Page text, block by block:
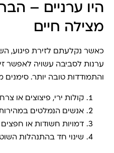
היו ערניים –
מצילה חיים
כאשר נקלעתם לזירת פיגוע,
ערנות לסביבה עשויה לאפשר
והתמודדות טובה יותר. סימנים
קולות ירי, פיצוצים או
אנשים הנמלטים
דמויות חשודות או
שינוי חד בהתנהלות